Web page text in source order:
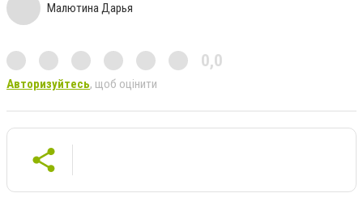
Малютина Дарья
0,0
Авторизуйтесь, щоб оцінити